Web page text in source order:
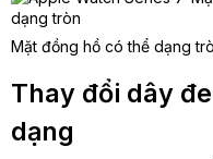
Mặt đồng hồ có thể dạng
Thay đổi dây
dạng